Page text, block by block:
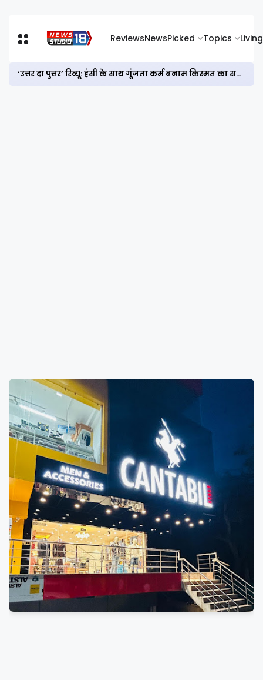
ReviewsNewsPicked Topics Living
‘उत्तर दा पुत्तर’ रिव्यू: हंसी के साथ गूंजता कर्म बनाम किस्मत का सवाल